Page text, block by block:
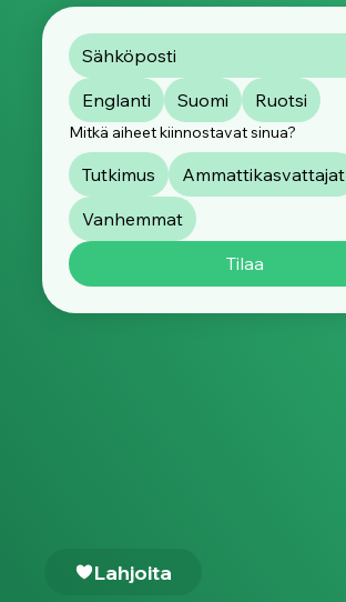
Englanti Suomi Ruotsi
Mitkä aiheet kiinnostavat sinua?
Tutkimus
Ammattikasvattajat
Vanhemmat
Tilaa
Lahjoita